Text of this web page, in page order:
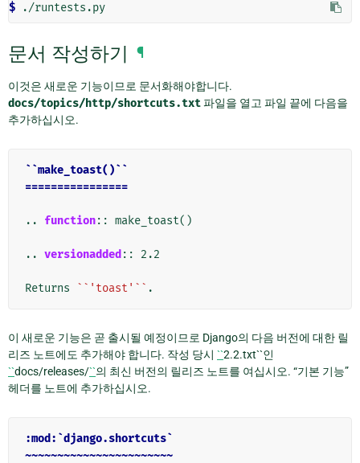
$
문서 작성하기 ¶
이것은 새로운 기능이므로 문서화해야합니다.
docs/topics/http/shortcuts.txt파일을 열고 파일 끝에 다음을
추가하십시오.
``make_toast()``
================
.. function:: make_toast()
.. versionadded :: 2.2
Returns ``'toast'``
이 새로운 기능은 곧 출시될 예정이므로 Django의 다음 버전에 대한 릴
리즈 노트에도 추가해야 합니다. 작성 당시 ``2.2.txt``인
``docs/releases/``의 최신 버전의 릴리즈 노트를 여십시오. “기본 기능”
헤더를 노트에 추가하십시오.
:mod:`django.shortcuts`
~~~~~~~~~~~~~~~~~~~~~~~